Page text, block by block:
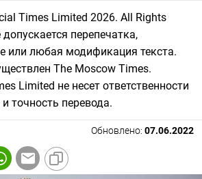
Times Limited 2026. All Rights
допускается перепечатка,
или любая модификация текста.
The Moscow Times.
Limited не несет ответственности
точность перевода.
Обновлено: 07.06.2022